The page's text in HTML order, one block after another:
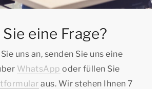
eine Frage?
uns an, senden Sie uns eine
WhatsApp oder füllen Sie
aus. Wir stehen Ihnen 7